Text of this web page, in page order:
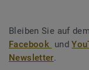
Bleiben Sie auf
Facebook und
Newsletter.